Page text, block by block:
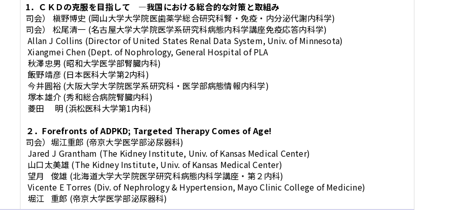
1．ＣＫＤの克服を目指して ―我国における総合的な対策と取組み
司会） 槇野博史 (岡山大学大学院医歯薬学総合研究科腎・免疫・内分泌代謝内科学)
司会） 松尾清一 (名古屋大学大学院医学系研究科病態内科学講座免疫応答内科学)
Allan J Collins (Director of United States Renal Data System, Univ. of Minnesota)
Xiangmei Chen (Dept. of Nophrology, General Hospital of PLA
秋澤忠男 (昭和大学医学部腎臓内科)
飯野靖彦 (日本医科大学第2内科)
今井圓裕 (大阪大学大学院医学系研究科・医学部病態情報内科学)
塚本雄介 (秀和総合病院腎臓内科)
菱田 明 (浜松医科大学第1内科)
２．Forefronts of ADPKD; Targeted Therapy Comes of Age!
司会）堀江重郎 (帝京大学医学部泌尿器科)
Jared J Grantham (The Kidney Institute, Univ. of Kansas Medical Center)
山口太美雄 (The Kidney Institute, Univ. of Kansas Medical Center)
望月 俊雄 (北海道大学大学院医学研究科病態内科学講座・第２内科)
Vicente E Torres (Div. of Nephrology & Hypertension, Mayo Clinic College of Medicine)
堀江 重郎 (帝京大学医学部泌尿器科)